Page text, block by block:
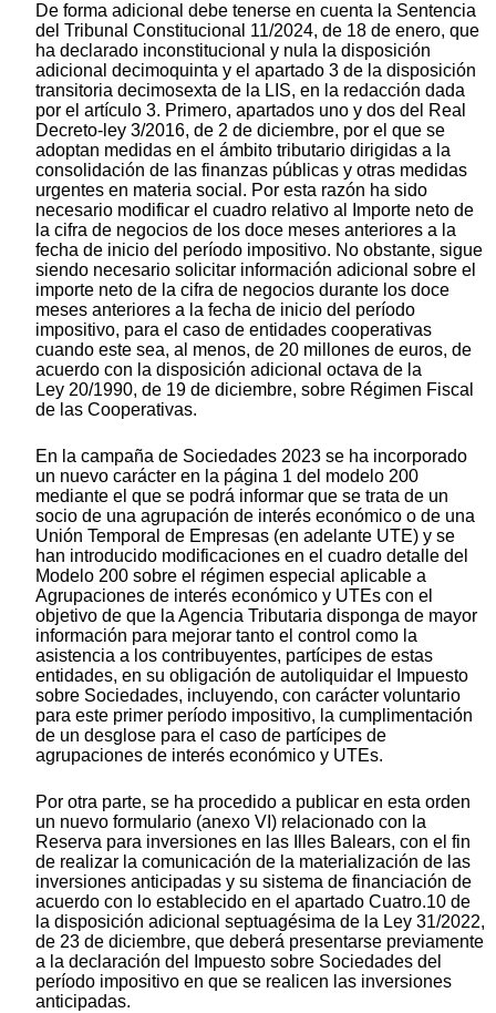
De forma adicional debe tenerse en cuenta la Sentencia
del Tribunal Constitucional 11/2024, de 18 de enero, que
ha declarado inconstitucional y nula la disposición
adicional decimoquinta y el apartado 3 de la disposición
transitoria decimosexta de la LIS, en la redacción dada
por el artículo 3. Primero, apartados uno y dos del Real
Decreto-ley 3/2016, de 2 de diciembre, por el que se
adoptan medidas en el ámbito tributario dirigidas a la
consolidación de las finanzas públicas y otras medidas
urgentes en materia social. Por esta razón ha sido
necesario modificar el cuadro relativo al Importe neto de
la cifra de negocios de los doce meses anteriores a la
fecha de inicio del período impositivo. No obstante, sigue
siendo necesario solicitar información adicional sobre el
importe neto de la cifra de negocios durante los doce
meses anteriores a la fecha de inicio del período
impositivo, para el caso de entidades cooperativas
cuando este sea, al menos, de 20 millones de euros, de
acuerdo con la disposición adicional octava de la
Ley 20/1990, de 19 de diciembre, sobre Régimen Fiscal
de las Cooperativas.
En la campaña de Sociedades 2023 se ha incorporado
un nuevo carácter en la página 1 del modelo 200
mediante el que se podrá informar que se trata de un
socio de una agrupación de interés económico o de una
Unión Temporal de Empresas (en adelante UTE) y se
han introducido modificaciones en el cuadro detalle del
Modelo 200 sobre el régimen especial aplicable a
Agrupaciones de interés económico y UTEs con el
objetivo de que la Agencia Tributaria disponga de mayor
información para mejorar tanto el control como la
asistencia a los contribuyentes, partícipes de estas
entidades, en su obligación de autoliquidar el Impuesto
sobre Sociedades, incluyendo, con carácter voluntario
para este primer período impositivo, la cumplimentación
de un desglose para el caso de partícipes de
agrupaciones de interés económico y UTEs.
Por otra parte, se ha procedido a publicar en esta orden
un nuevo formulario (anexo VI) relacionado con la
Reserva para inversiones en las Illes Balears, con el fin
de realizar la comunicación de la materialización de las
inversiones anticipadas y su sistema de financiación de
acuerdo con lo establecido en el apartado Cuatro.10 de
la disposición adicional septuagésima de la Ley 31/2022,
de 23 de diciembre, que deberá presentarse previamente
a la declaración del Impuesto sobre Sociedades del
período impositivo en que se realicen las inversiones
anticipadas.